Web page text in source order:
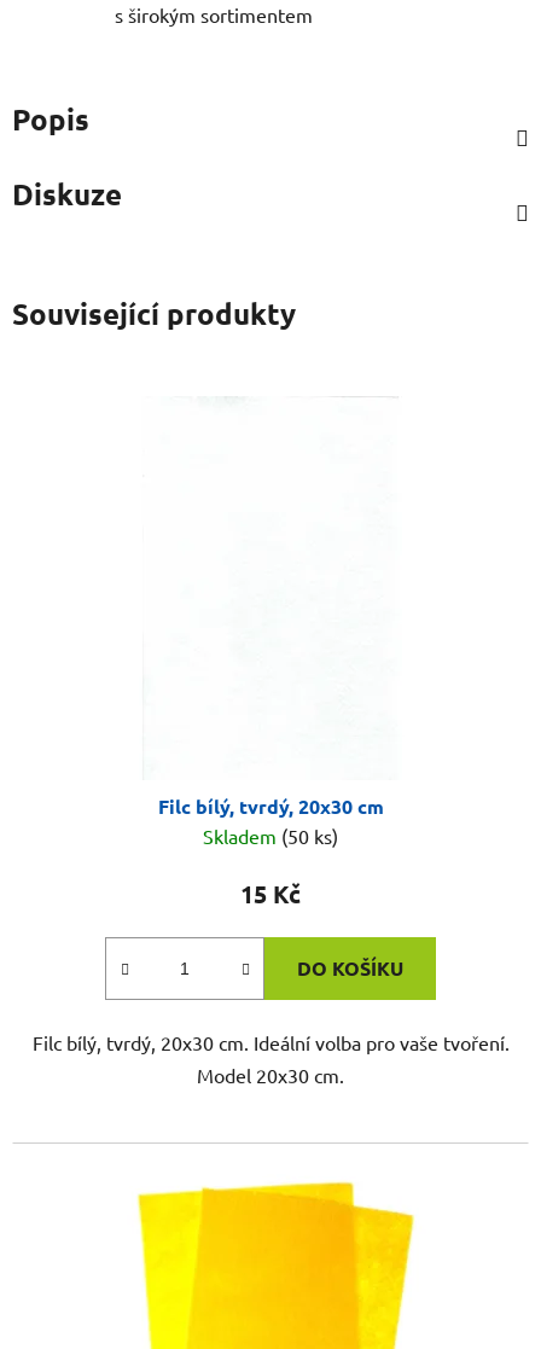
s širokým sortimentem
Popis
Diskuze
Související produkty
Filc bílý, tvrdý, 20x30 cm
Skladem (50 ks)
15 Kč
DO KOŠÍKU
Filc bílý, tvrdý, 20x30 cm. Ideální volba pro vaše tvoření.
Model 20x30 cm.